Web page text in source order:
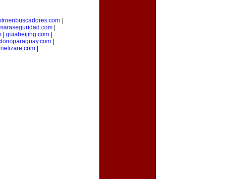
|
| guiabeijing.com|
|